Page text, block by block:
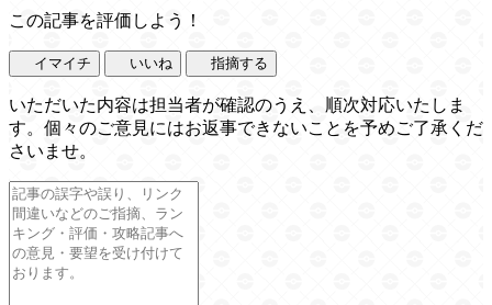
この記事を評価しよう！
イマイチ いいね 指摘する
いただいた内容は担当者が確認のうえ、順次対応いたしま
す。個々のご意見にはお返事できないことを予めご了承くだ
さいませ。